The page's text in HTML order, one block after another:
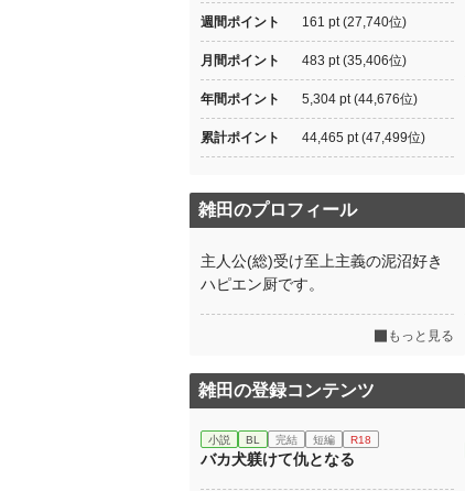
週間ポイント 161 pt (27,740位)
月間ポイント 483 pt (35,406位)
年間ポイント 5,304 pt (44,676位)
累計ポイント 44,465 pt (47,499位)
雑田のプロフィール
主人公(総)受け至上主義の泥沼好き
ハピエン厨です。
もっと見る
雑田の登録コンテンツ
小説 BL 完結 短編 R18
バカ犬躾けて仇となる